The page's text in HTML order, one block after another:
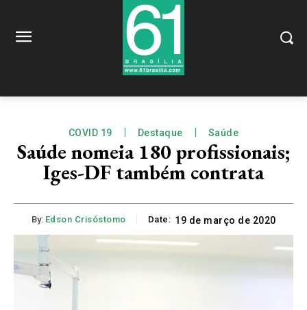
COVID 19 Destaque Saúde
Saúde nomeia 180 profissionais;
Iges-DF também contrata
By: Edson Crisóstomo Date: 19 de março de 2020